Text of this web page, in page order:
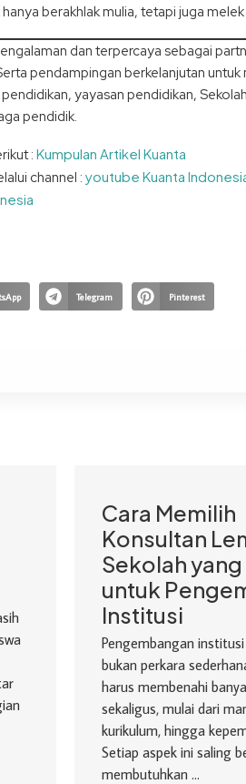
berakhlak mulia, tetapi juga
dan terpercaya sebagai
pendampingan berkelanjutan
yayasan pendidikan,
pendidik.
: Kumpulan Artikel Kuanta
channel : youtube Kuanta
Telegram Pinterest
Cara Memilih
Konsultan
Sekolah
untuk
Institusi
Pengembangan
bukan perkara
harus membenahi
sekaligus, mulai dari
kurikulum, hingga
Setiap aspek ini saling
membutuhkan ...